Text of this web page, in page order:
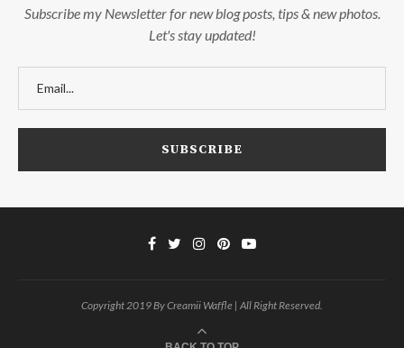
Subscribe my Newsletter for new blog posts, tips & new photos.
Let's stay updated!
Copyright 2019 By Creamii Waffle | All Right Reserved.